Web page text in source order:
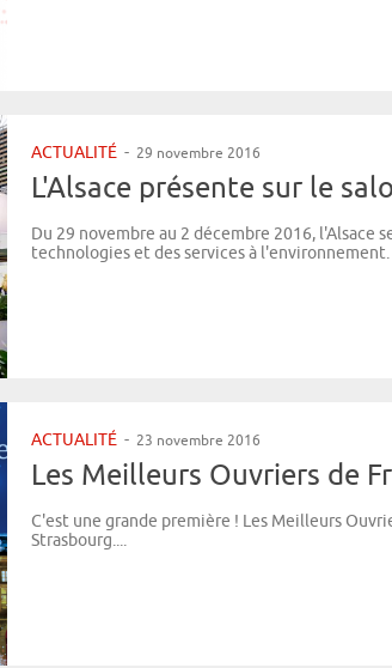
ACTUALITÉ - 29 novembre 2016
L'Alsace présente sur le
Du 29 novembre au 2 décembre 2016, l'Alsace
technologies et des services à l'environnement.
ACTUALITÉ - 23 novembre 2016
Les Meilleurs Ouvriers de
C'est une grande première ! Les Meilleurs
Strasbourg....